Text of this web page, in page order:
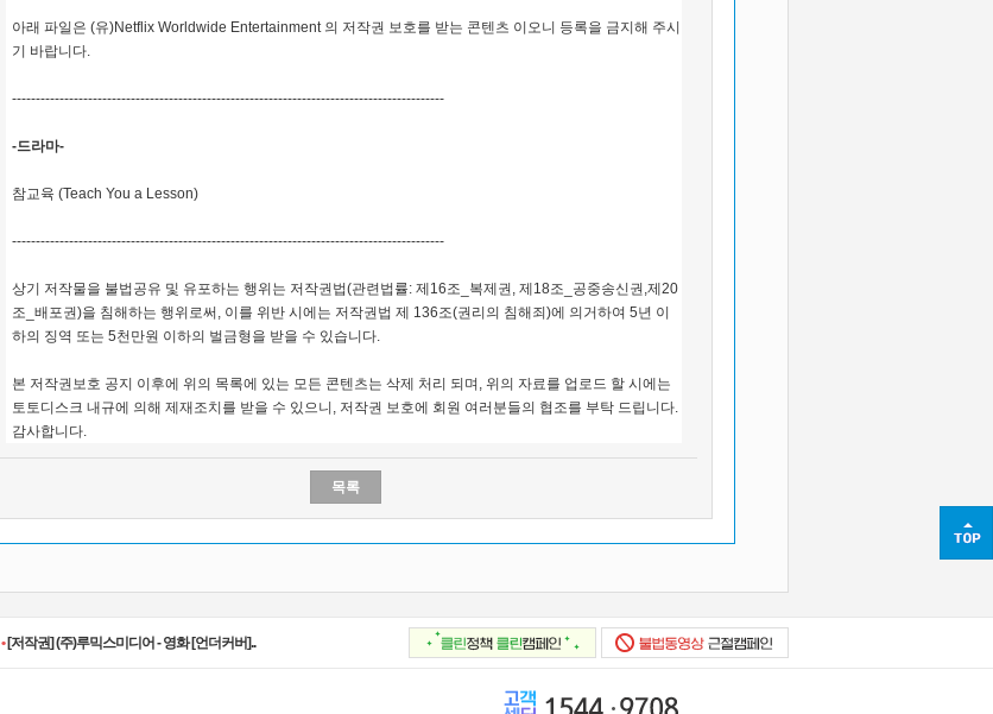
아래 파일은 (유)Netflix Worldwide Entertainment 의 저작권 보호를 받는 콘텐츠 이오니 등록을 금지해 주시
기 바랍니다.
-------------------------------------------------------------------------------------------
-드라마-
참교육 (Teach You a Lesson)
-------------------------------------------------------------------------------------------
상기 저작물을 불법공유 및 유포하는 행위는 저작권법(관련법률: 제16조_복제권, 제18조_공중송신권,제20
조_배포권)을 침해하는 행위로써, 이를 위반 시에는 저작권법 제 136조(권리의 침해죄)에 의거하여 5년 이
하의 징역 또는 5천만원 이하의 벌금형을 받을 수 있습니다.
본 저작권보호 공지 이후에 위의 목록에 있는 모든 콘텐츠는 삭제 처리 되며, 위의 자료를 업로드 할 시에는
토토디스크 내규에 의해 제재조치를 받을 수 있으니, 저작권 보호에 회원 여러분들의 협조를 부탁 드립니다.
감사합니다.
목록
•[저작권] (주)루믹스미디어 - 영화 [언더커버]..